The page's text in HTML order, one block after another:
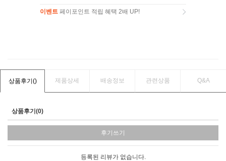
이벤트 페이포인트 적립 혜택 2배 UP!
상품후기() 제품상세 배송정보 관련상품 Q&A
상품후기(0)
후기쓰기
등록된 리뷰가 없습니다.